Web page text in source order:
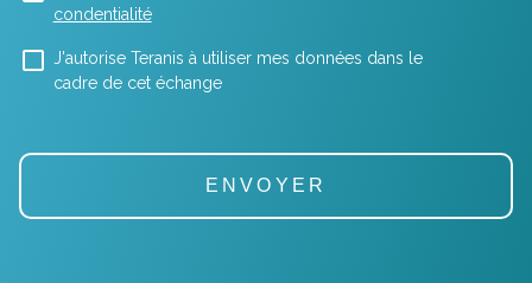
condentialité
J'autorise Teranis à utiliser mes données dans le
cadre de cet échange